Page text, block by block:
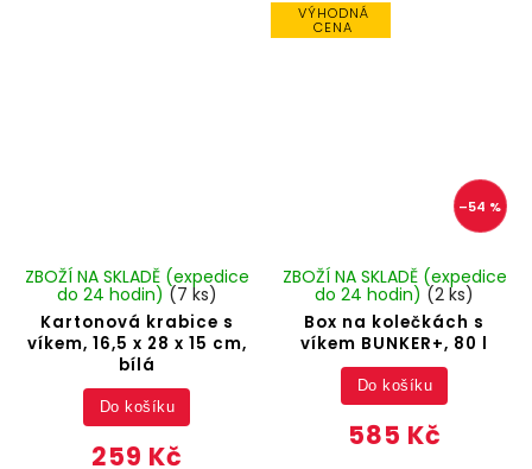
Kartonová krabice s
víkem, 16,5 x 28 x 15 cm,
bílá
ZBOŽÍ NA SKLADĚ (expedice
do 24 hodin) (7 ks)
259 Kč
Do košíku
VÝHODNÁ
CENA
–54 %
Box na kolečkách s
víkem BUNKER+, 80 l
ZBOŽÍ NA SKLADĚ (expedice
do 24 hodin) (2 ks)
585 Kč
Do košíku